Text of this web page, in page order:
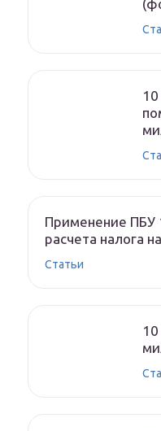
Применение ПБУ
расчета налога
Статьи